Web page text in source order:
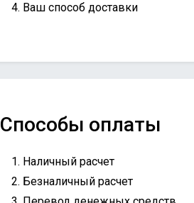
Ваш способ доставки
Способы оплаты
Наличный расчет
Безналичный расчет